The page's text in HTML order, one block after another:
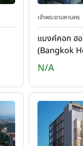
เจ้าพระยามหานคร
แบงค์คอก ฮอ
(Bangkok
Thaphra)
N/A